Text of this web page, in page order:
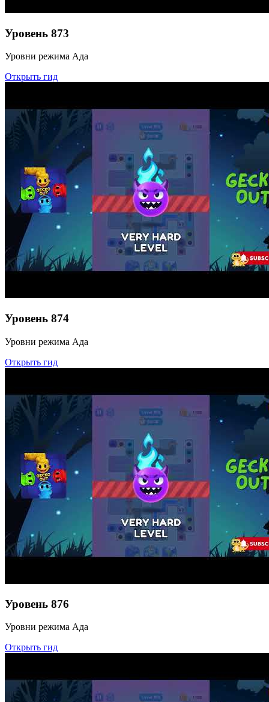
Уровень 873
Уровни режима Ада
Открыть гид
Уровень 874
Уровни режима Ада
Открыть гид
Уровень 876
Уровни режима Ада
Открыть гид